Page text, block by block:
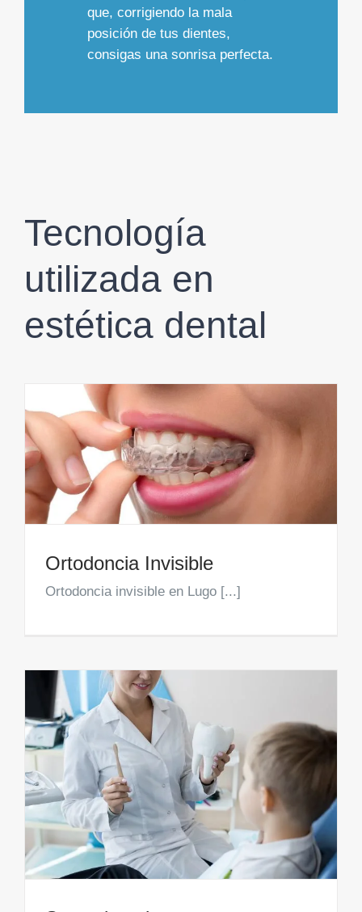
que, corrigiendo la mala
posición de tus dientes,
consigas una sonrisa perfecta.
Tecnología
utilizada en
estética dental
Ortodoncia Invisible
Ortodoncia invisible en Lugo [...]